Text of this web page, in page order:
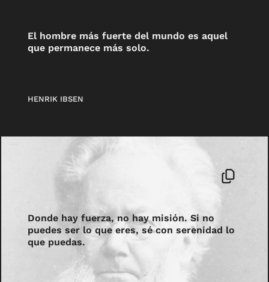
El hombre más fuerte del mundo es aquel
que permanece más solo.
HENRIK IBSEN
Donde hay fuerza, no hay misión. Si no
puedes ser lo que eres, sé con serenidad lo
que puedas.